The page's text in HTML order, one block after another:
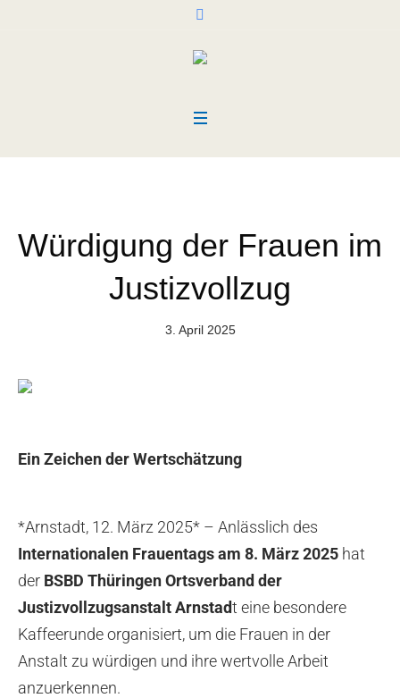
Würdigung der Frauen im
Justizvollzug
3. April 2025
Ein Zeichen der Wertschätzung
*Arnstadt, 12. März 2025* – Anlässlich des
Internationalen Frauentags am 8. März 2025 hat
der BSBD Thüringen Ortsverband der
Justizvollzugsanstalt Arnstadt eine besondere
Kaffeerunde organisiert, um die Frauen in der
Anstalt zu würdigen und ihre wertvolle Arbeit
anzuerkennen.